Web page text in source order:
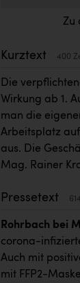
Zu
Kurztext 400
Die
Wirkung ab 1.
man die
Arbeitsplatz
aus. Die
Mag. Rainer
Pressetext
Rohrbach bei
corona-
Auch mit
mit FFP2-